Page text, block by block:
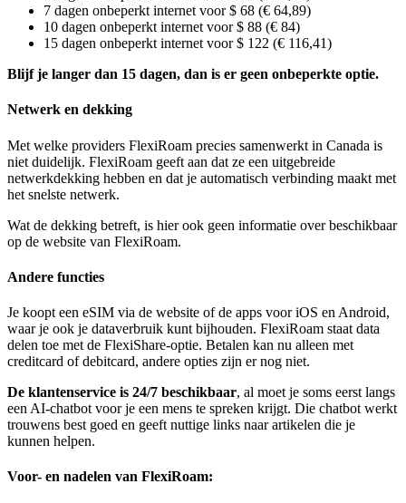
7 dagen onbeperkt internet voor $ 68 (€ 64,89)
10 dagen onbeperkt internet voor $ 88 (€ 84)
15 dagen onbeperkt internet voor $ 122 (€ 116,41)
Blijf je langer dan 15 dagen, dan is er geen onbeperkte optie.
Netwerk en dekking
Met welke providers FlexiRoam precies samenwerkt in Canada is
niet duidelijk. FlexiRoam geeft aan dat ze een uitgebreide
netwerkdekking hebben en dat je automatisch verbinding maakt met
het snelste netwerk.
Wat de dekking betreft, is hier ook geen informatie over beschikbaar
op de website van FlexiRoam.
Andere functies
Je koopt een eSIM via de website of de apps voor iOS en Android,
waar je ook je dataverbruik kunt bijhouden. FlexiRoam staat data
delen toe met de FlexiShare-optie. Betalen kan nu alleen met
creditcard of debitcard, andere opties zijn er nog niet.
De klantenservice is 24/7 beschikbaar, al moet je soms eerst langs
een AI-chatbot voor je een mens te spreken krijgt. Die chatbot werkt
trouwens best goed en geeft nuttige links naar artikelen die je
kunnen helpen.
Voor- en nadelen van FlexiRoam: